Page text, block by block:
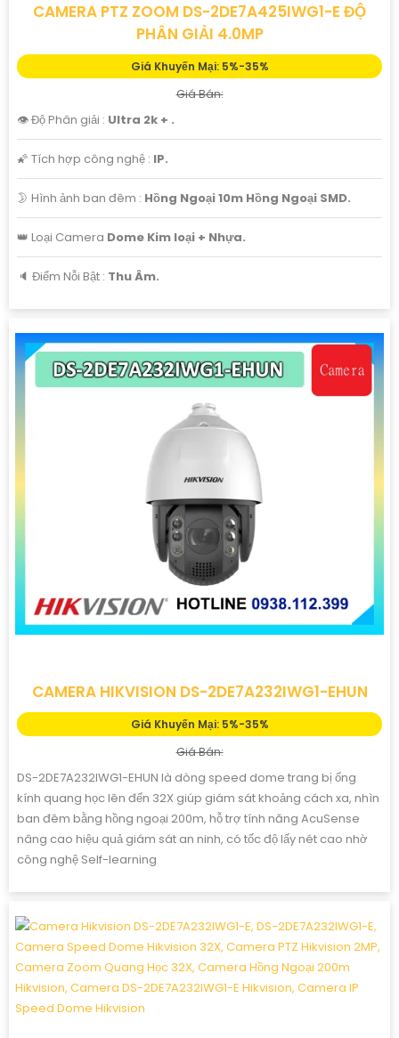
CAMERA PTZ ZOOM DS-2DE7A425IWG1-E ĐỘ
PHÂN GIẢI 4.0MP
Giá Khuyến Mại: 5%-35%
Giá Bán:
👁 Độ Phân giải : Ultra 2k + .
🌠 Tích hợp công nghệ : IP.
🌛 Hình ảnh ban đêm : Hồng Ngoại 10m Hồng Ngoại SMD.
👑 Loại Camera Dome Kim loại + Nhựa.
️🔈 Điểm Nỗi Bật : Thu Âm.
CAMERA HIKVISION DS-2DE7A232IWG1-EHUN
Giá Khuyến Mại: 5%-35%
Giá Bán:
DS-2DE7A232IWG1-EHUN là dòng speed dome trang bị ống
kính quang học lên đến 32X giúp giám sát khoảng cách xa, nhìn
ban đêm bằng hồng ngoại 200m, hỗ trợ tính năng AcuSense
nâng cao hiệu quả giám sát an ninh, có tốc độ lấy nét cao nhờ
công nghệ Self-learning